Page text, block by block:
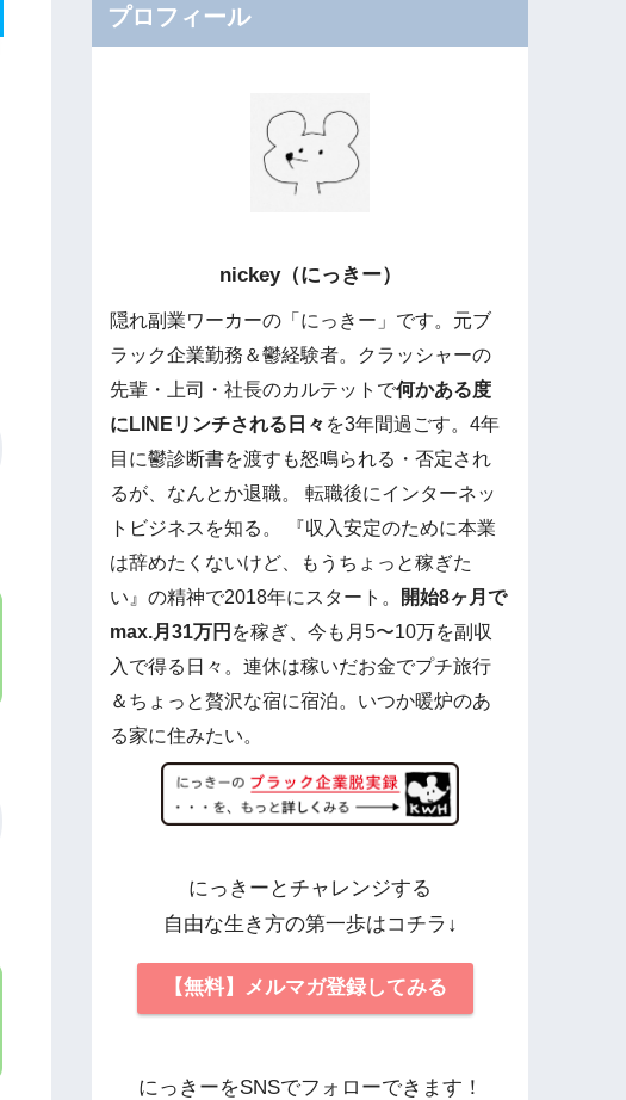
プロフィール
nickey（にっきー）
隠れ副業ワーカーの「にっきー」です。元ブ
ラック企業勤務＆鬱経験者。クラッシャーの
先輩・上司・社長のカルテットで何かある度
にLINEリンチされる日々 を3年間過ごす。4年
目に鬱診断書を渡すも怒鳴られる・否定され
るが、なんとか退職。 転職後にインターネッ
トビジネスを知る。 『収入安定のために本業
は辞めたくないけど、もうちょっと稼ぎた
い』の精神で2018年にスタート。
開始8ヶ月で
max.月31万円 を稼ぎ、今も月5〜10万を副収
入で得る日々。連休は稼いだお金でプチ旅行
＆ちょっと贅沢な宿に宿泊。いつか暖炉のあ
る家に住みたい。
にっきーとチャレンジする
自由な生き方の第一歩はコチラ↓
【無料】メルマガ登録してみる
にっきーをSNSでフォローできます！